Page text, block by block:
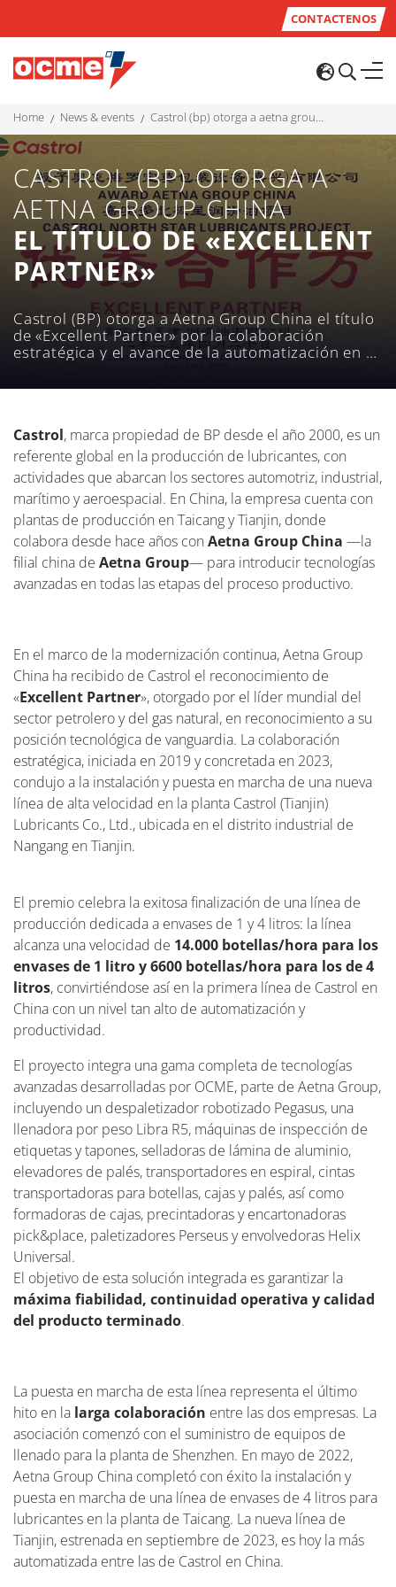
CONTACTENOS
home news & events castrol (bp) otorga a aetna group china el título de «excellent partner»
CASTROL (BP) OTORGA A
AETNA GROUP CHINA
EL TÍTULO DE «EXCELLENT
PARTNER»
Castrol (BP) otorga a Aetna Group China el título
de «Excellent Partner» por la colaboración
estratégica y el avance de la automatización en el
Castrol, marca propiedad de BP desde el año 2000, es un
referente global en la producción de lubricantes, con
actividades que abarcan los sectores automotriz, industrial,
marítimo y aeroespacial. En China, la empresa cuenta con
plantas de producción en Taicang y Tianjin, donde
colabora desde hace años con Aetna Group China —la
filial china de Aetna Group— para introducir tecnologías
avanzadas en todas las etapas del proceso productivo.
En el marco de la modernización continua, Aetna Group
China ha recibido de Castrol el reconocimiento de
«Excellent Partner», otorgado por el líder mundial del
sector petrolero y del gas natural, en reconocimiento a su
posición tecnológica de vanguardia. La colaboración
estratégica, iniciada en 2019 y concretada en 2023,
condujo a la instalación y puesta en marcha de una nueva
línea de alta velocidad en la planta Castrol (Tianjin)
Lubricants Co., Ltd., ubicada en el distrito industrial de
Nangang en Tianjin.
El premio celebra la exitosa finalización de una línea de
producción dedicada a envases de 1 y 4 litros: la línea
alcanza una velocidad de 14.000 botellas/hora para los
envases de 1 litro y 6600 botellas/hora para los de 4
litros, convirtiéndose así en la primera línea de Castrol en
China con un nivel tan alto de automatización y
productividad.
El proyecto integra una gama completa de tecnologías
avanzadas desarrolladas por OCME, parte de Aetna Group,
incluyendo un despaletizador robotizado Pegasus, una
llenadora por peso Libra R5, máquinas de inspección de
etiquetas y tapones, selladoras de lámina de aluminio,
elevadores de palés, transportadores en espiral, cintas
transportadoras para botellas, cajas y palés, así como
formadoras de cajas, precintadoras y encartonadoras
pick&place, paletizadores Perseus y envolvedoras Helix
Universal.
El objetivo de esta solución integrada es garantizar la
máxima fiabilidad, continuidad operativa y calidad
del producto terminado.
La puesta en marcha de esta línea representa el último
hito en la larga colaboración entre las dos empresas. La
asociación comenzó con el suministro de equipos de
llenado para la planta de Shenzhen. En mayo de 2022,
Aetna Group China completó con éxito la instalación y
puesta en marcha de una línea de envases de 4 litros para
lubricantes en la planta de Taicang. La nueva línea de
Tianjin, estrenada en septiembre de 2023, es hoy la más
automatizada entre las de Castrol en China.